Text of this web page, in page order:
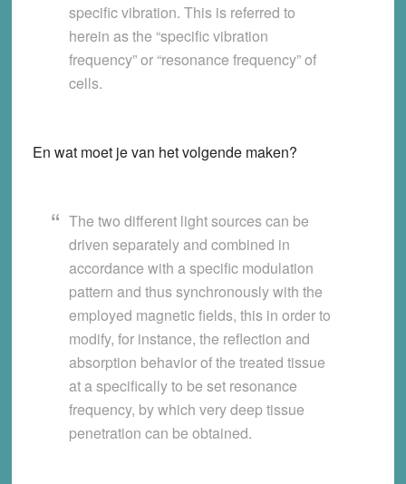
specific vibration. This is referred to
herein as the “specific vibration
frequency” or “resonance frequency” of
cells.
En wat moet je van het volgende maken?
The two different light sources can be
driven separately and combined in
accordance with a specific modulation
pattern and thus synchronously with the
employed magnetic fields, this in order to
modify, for instance, the reflection and
absorption behavior of the treated tissue
at a specifically to be set resonance
frequency, by which very deep tissue
penetration can be obtained.